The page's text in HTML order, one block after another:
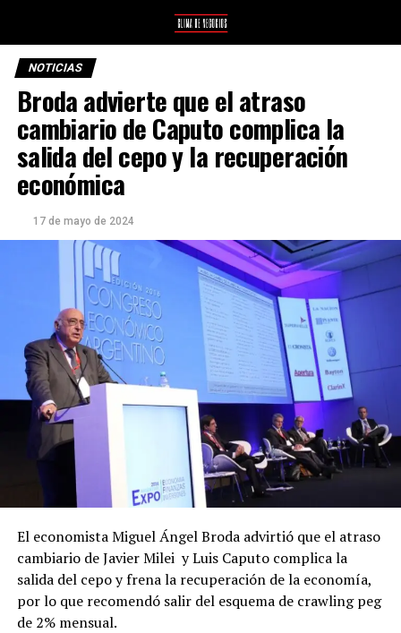
NOTICIAS
Broda advierte que el atraso
cambiario de Caputo complica la
salida del cepo y la recuperación
económica
17 de mayo de 2024
El economista Miguel Ángel Broda advirtió que el atraso
cambiario de Javier Milei y Luis Caputo complica la
salida del cepo y frena la recuperación de la economía,
por lo que recomendó salir del esquema de crawling peg
de 2% mensual.